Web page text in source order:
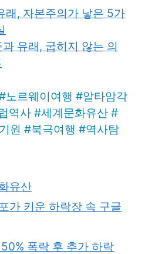
래, 자본주의가 낳은 5가
유래, 굽히지 않는 의
노르웨이여행 #알타암각
역사 #세계문화유산 #
원 #북극여행 #역사탐
유산
가 키운 하락장 속 구글
폭락 후 추가 하락